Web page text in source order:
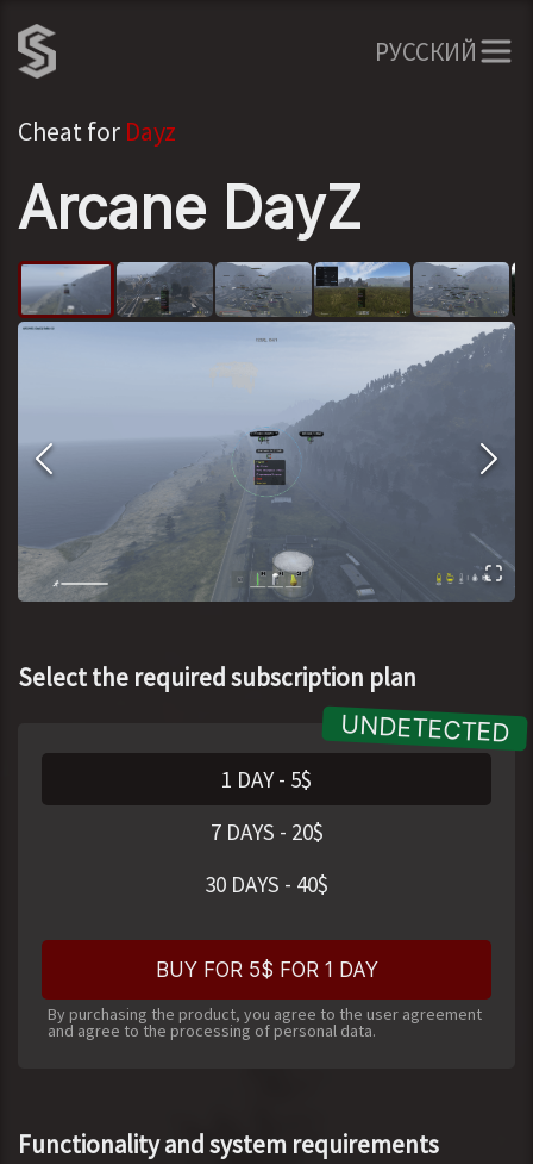
РУССКИЙ
Cheat for Dayz
Arcane DayZ
Select the required subscription plan
1 DAY- 5$
7 DAYS - 20$
30 DAYS - 40$
BUY FOR 5$ FOR 1 DAY
By purchasing the product, you agree to the user agreement
and agree to the processing of personal data.
Functionality and system requirements